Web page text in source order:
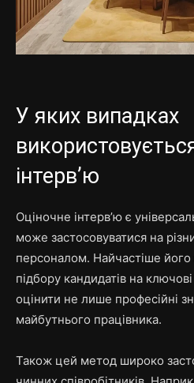
У яких випадках
інтерв’ю
Оціночне інтерв’ю є
може застосовуватися на
персоналом. Найчастіше його
підбору кандидатів на
оцінити не лише професійні
майбутнього працівника.
Також цей метод широко